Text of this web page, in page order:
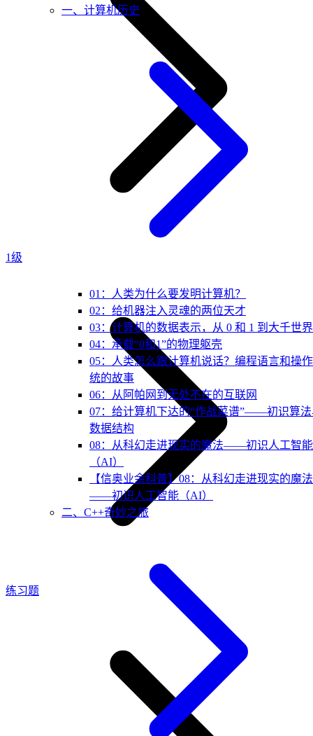
一、计算机历史
01：人类为什么要发明计算机？
02：给机器注入灵魂的两位天才
03：计算机的数据表示，从 0 和 1 到大千世界
04：承载“0和1”的物理躯壳
05：人类怎么跟计算机说话？编程语言和操
统的故事
06：从阿帕网到无处不在的互联网
07：给计算机下达的“作战菜谱”——初识算
数据结构
08：从科幻走进现实的魔法——初识人工智能
（AI）
【信奥业余科普】08：从科幻走进现实的魔法
——初识人工智能（AI）
二、C++奇妙之旅
1级
练习题